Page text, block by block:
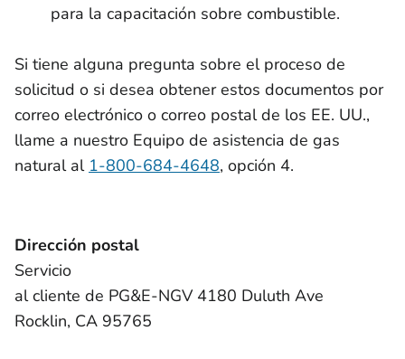
para la capacitación sobre combustible.
Si tiene alguna pregunta sobre el proceso de
solicitud o si desea obtener estos documentos por
correo electrónico o correo postal de los EE. UU.,
llame a nuestro Equipo de asistencia de gas
natural al 1-800-684-4648, opción 4.
Dirección postal
Servicio
al cliente de PG&E-NGV 4180 Duluth Ave
Rocklin, CA 95765